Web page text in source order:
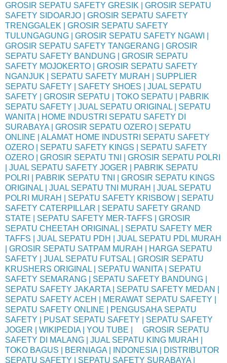
GROSIR SEPATU SAFETY GRESIK | GROSIR SEPATU
SAFETY SIDOARJO | GROSIR SEPATU SAFETY
TRENGGALEK | GROSIR SEPATU SAFETY
TULUNGAGUNG | GROSIR SEPATU SAFETY NGAWI |
GROSIR SEPATU SAFETY TANGERANG | GROSIR
SEPATU SAFETY BANDUNG | GROSIR SEPATU
SAFETY MOJOKERTO | GROSIR SEPATU SAFETY
NGANJUK | SEPATU SAFETY MURAH | SUPPLIER
SEPATU SAFETY | SAFETY SHOES | JUAL SEPATU
SAFETY | GROSIR SEPATU | TOKO SEPATU | PABRIK
SEPATU SAFETY | JUAL SEPATU ORIGINAL | SEPATU
WANITA | HOME INDUSTRI SEPATU SAFETY DI
SURABAYA | GROSIR SEPATU OZERO | SEPATU
ONLINE | ALAMAT HOME INDUSTRI SEPATU SAFETY
OZERO | SEPATU SAFETY KINGS | SEPATU SAFETY
OZERO | GROSIR SEPATU TNI | GROSIR SEPATU POLRI
| JUAL SEPATU SAFETY JOGER | PABRIK SEPATU
POLRI | PABRIK SEPATU TNI | GROSIR SEPATU KINGS
ORIGINAL | JUAL SEPATU TNI MURAH | JUAL SEPATU
POLRI MURAH | SEPATU SAFETY KRISBOW | SEPATU
SAFETY CATERPILLAR | SEPATU SAFETY GRAND
STATE | SEPATU SAFETY MER-TAFFS | GROSIR
SEPATU CHEETAH ORIGINAL | SEPATU SAFETY MER
TAFFS | JUAL SEPATU PDH | JUAL SEPATU PDL MURAH
| GROSIR SEPATU SATPAM MURAH | HARGA SEPATU
SAFETY | JUAL SEPATU FUTSAL | GROSIR SEPATU
KRUSHERS ORIGINAL | SEPATU WANITA | SEPATU
SAFETY SEMARANG | SEPATU SAFETY BANDUNG |
SEPATU SAFETY JAKARTA | SEPATU SAFETY MEDAN |
SEPATU SAFETY ACEH | MERAWAT SEPATU SAFETY |
SEPATU SAFETY ONLINE | PENGUSAHA SEPATU
SAFETY | PUSAT SEPATU SAFETY | SEPATU SAFETY
JOGER | WIKIPEDIA | YOU TUBE | GROSIR SEPATU
SAFETY DI MALANG | JUAL SEPATU KING MURAH |
TOKO BAGUS | BERNIAGA | INDONESIA | DISTRIBUTOR
SEPATU SAFETY | SEPATU SAFETY SURABAYA |